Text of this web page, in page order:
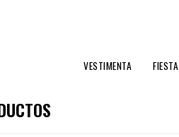
VESTIMENTA FIESTA